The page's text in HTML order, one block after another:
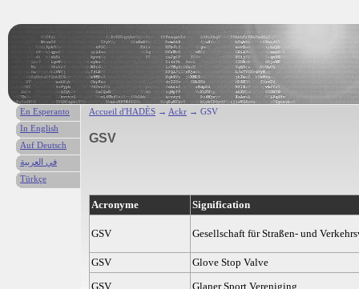
Accueil d'HADÈS → Ackr → GSV
GSV
Acronyme Signification
GSV Gesellschaft für Straßen- und
GSV
Glove Stop Valve
GSV
Glaner Sport Vereniging
En Esperanto
In English
Auf Deutsch
في العربية
Türkçe